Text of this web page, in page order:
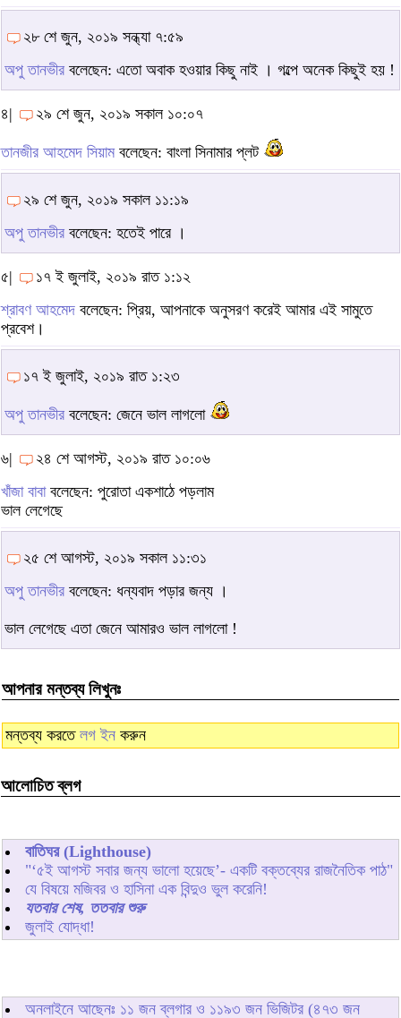
২৮ শে জুন, ২০১৯ সন্ধ্যা ৭:৫৯
অপু তানভীর বলেছেন: এতো অবাক হওয়ার কিছু নাই । গল্পে অনেক কিছুই হয় !
৪| ২৯ শে জুন, ২০১৯ সকাল ১০:০৭
তানজীর আহমেদ সিয়ামবলেছেন: বাংলা সিনামার প্লট
২৯ শে জুন, ২০১৯ সকাল ১১:১৯
অপু তানভীর বলেছেন: হতেই পারে ।
৫|
১৭ ই জুলাই, ২০১৯ রাত ১:১২
শ্রাবণ আহমেদ বলেছেন: প্রিয়, আপনাকে অনুসরণ করেই আমার এই সামুতে
প্রবেশ।
১৭ ই জুলাই, ২০১৯ রাত ১:২৩
অপু তানভীর বলেছেন: জেনে ভাল লাগলো
৬|
২৪ শে আগস্ট, ২০১৯ রাত ১০:০৬
খাঁজা বাবাবলেছেন: পুরোতা একশাঠে পড়লাম
ভাল লেগেছে
২৫ শে আগস্ট, ২০১৯ সকাল ১১:৩১
অপু তানভীর বলেছেন: ধন্যবাদ পড়ার জন্য ।
ভাল লেগেছে এতা জেনে আমারও ভাল লাগলো !
আপনার মন্তব্য লিখুনঃ
মন্তব্য করতে লগ ইন করুন
আলোচিত ব্লগ
বাতিঘর (Lighthouse)
"‘৫ই আগস্ট সবার জন্য ভালো হয়েছে’- একটি বক্তব্যের রাজনৈতিক পাঠ"
যে বিষয়ে মজিবর ও হাসিনা এক বিন্দুও ভুল করেনি!
যতবার শেষ, ততবার শুরু
জুলাই যোদ্ধা!
অনলাইনে আছেনঃ ১১ জন ব্লগার ও ১১৯৩ জন ভিজিটর (৪৭৩ জন